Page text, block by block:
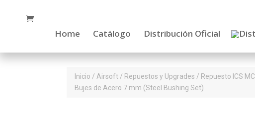
Home Catálogo Distribución Oficial
Inicio / Airsoft / Repuestos y Upgrades / Repuesto ICS
Bujes de Acero 7 mm (Steel Bushing Set)